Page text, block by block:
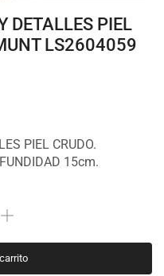
DETALLES PIEL
LS2604059
PIEL CRUDO.
15cm.